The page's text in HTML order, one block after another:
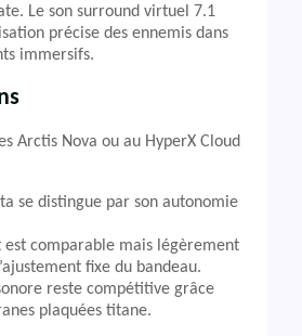
Le son surround virtuel 7.1
précise des ennemis dans
immersifs.
Arctis Nova ou au HyperX Cloud
se distingue par son autonomie
est comparable mais légèrement
fixe du bandeau.
reste compétitive grâce
plaquées titane.